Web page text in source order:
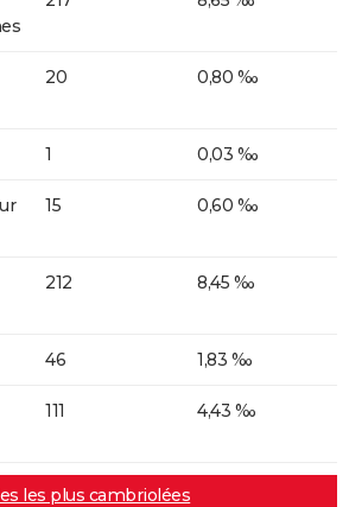
20 0,80 ‰
1 0,03 ‰
15 0,60 ‰
212 8,45 ‰
46 1,83 ‰
111 4,43 ‰
les plus cambriolées